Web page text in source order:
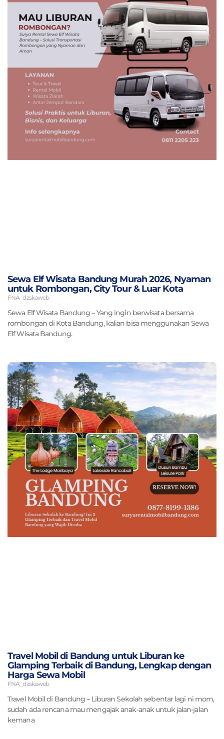
Sewa Elf Wisata Bandung Murah 2026, Nyaman
untuk Rombongan, City Tour & Luar Kota
FNA_dzskaweb
Sewa Elf Wisata Bandung – Yang ingin berwisata bersama
rombongan di Kota Bandung, kalian bisa menggunakan Sewa
Elf Wisata Bandung.
Travel Mobil di Bandung untuk Liburan ke
Glamping Terbaik di Bandung, Lengkap dengan
Harga Sewa Mobil
FNA_dzskaweb
Travel Mobil di Bandung – Liburan Sekolah sebentar lagi ni mom,
sudah ada rencana mau mengajak anak-anak untuk jalan-jalan
kemana